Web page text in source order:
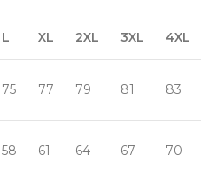
L XL 2XL 3XL 4XL
75 77 79 81 83
58 61 64 67 70